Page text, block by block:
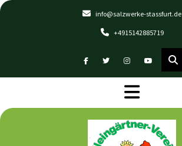
Skip
info@salzwerke-stassfurt.de
+4915142885719